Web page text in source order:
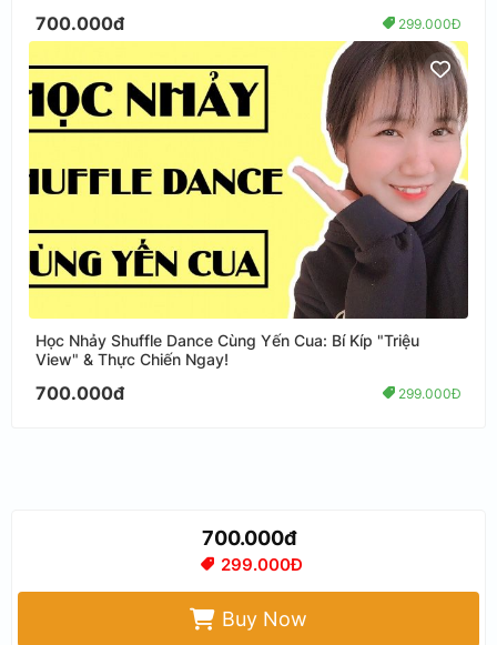
700.000đ 299.000Đ
Học Nhảy Shuffle Dance Cùng Yến Cua: Bí Kíp "Triệu
View" & Thực Chiến Ngay!
700.000đ 299.000Đ
700.000đ
299.000Đ
Buy Now